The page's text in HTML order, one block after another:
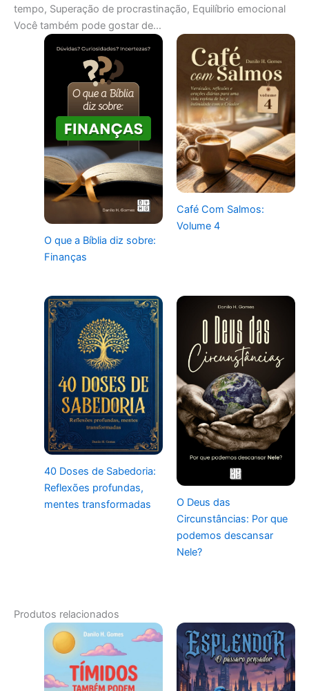
tempo, Superação de procrastinação, Equilíbrio emocional
Você também pode gostar de…
O que a Bíblia diz sobre:
Finanças
Café Com Salmos:
Volume 4
40 Doses de Sabedoria:
Reflexões profundas,
mentes transformadas
O Deus das
Circunstâncias: Por que
podemos descansar
Nele?
Produtos relacionados